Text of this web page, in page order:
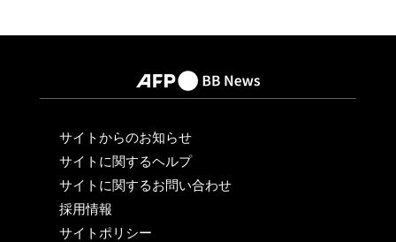
サイトからのお知らせ
サイトに関するヘルプ
サイトに関するお問い合わせ
採用情報
サイトポリシー